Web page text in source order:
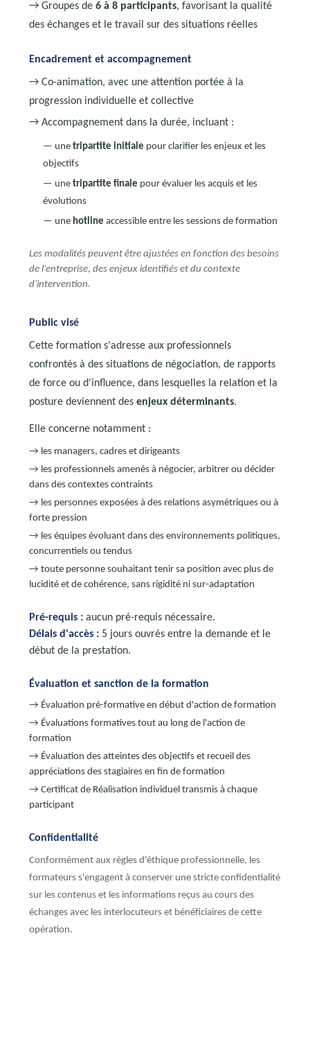
→ Groupes de 6 à 8 participants, favorisant la qualité
des échanges et le travail sur des situations réelles
Encadrement et accompagnement
→ Co-animation, avec une attention portée à la
progression individuelle et collective
→ Accompagnement dans la durée, incluant :
— une tripartite initiale pour clarifier les enjeux et les
objectifs
— une tripartite finale pour évaluer les acquis et les
évolutions
— une hotline accessible entre les sessions de formation
Les modalités peuvent être ajustées en fonction des besoins
de l'entreprise, des enjeux identifiés et du contexte
d'intervention.
Public visé
Cette formation s'adresse aux professionnels
confrontés à des situations de négociation, de rapports
de force ou d'influence, dans lesquelles la relation et la
posture deviennent des enjeux déterminants.
Elle concerne notamment :
→ les managers, cadres et dirigeants
→ les professionnels amenés à négocier, arbitrer ou décider
dans des contextes contraints
→ les personnes exposées à des relations asymétriques ou à
forte pression
→ les équipes évoluant dans des environnements politiques,
concurrentiels ou tendus
→ toute personne souhaitant tenir sa position avec plus de
lucidité et de cohérence, sans rigidité ni sur-adaptation
Pré-requis : aucun pré-requis nécessaire.
Délais d'accès : 5 jours ouvrés entre la demande et le
début de la prestation.
Évaluation et sanction de la formation
→ Évaluation pré-formative en début d'action de formation
→ Évaluations formatives tout au long de l'action de
formation
→ Évaluation des atteintes des objectifs et recueil des
appréciations des stagiaires en fin de formation
→ Certificat de Réalisation individuel transmis à chaque
participant
Confidentialité
Conformément aux règles d'éthique professionnelle, les
formateurs s'engagent à conserver une stricte confidentialité
sur les contenus et les informations reçus au cours des
échanges avec les interlocuteurs et bénéficiaires de cette
opération.